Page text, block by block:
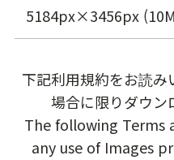
5184px×3456px
下記利用規約をお読み
場合に限りダウン
The following Terms
any use of Images